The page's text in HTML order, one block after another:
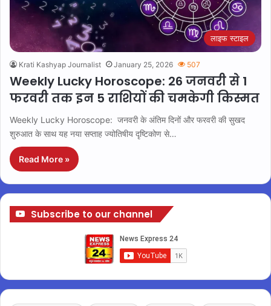
लाइफ स्टाइल
Krati Kashyap Journalist January 25, 2026 507
Weekly Lucky Horoscope: 26 जनवरी से 1
फरवरी तक इन 5 राशियों की चमकेगी किस्मत
Weekly Lucky Horoscope: जनवरी के अंतिम दिनों और फरवरी की सुखद
शुरुआत के साथ यह नया सप्ताह ज्योतिषीय दृष्टिकोण से…
Read More »
Subscribe to our channel